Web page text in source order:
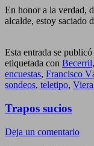
En honor a la verdad,
alcalde, estoy saciado
Esta entrada se publicó
etiquetada con Becerril,
encuestas, Francisco
sondeos, teletipo, Viera
Trapos sucios
Deja un comentario